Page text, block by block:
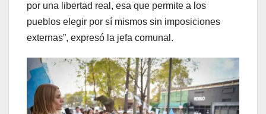
por una libertad real, esa que permite a los
pueblos elegir por sí mismos sin imposiciones
externas”, expresó la jefa comunal.